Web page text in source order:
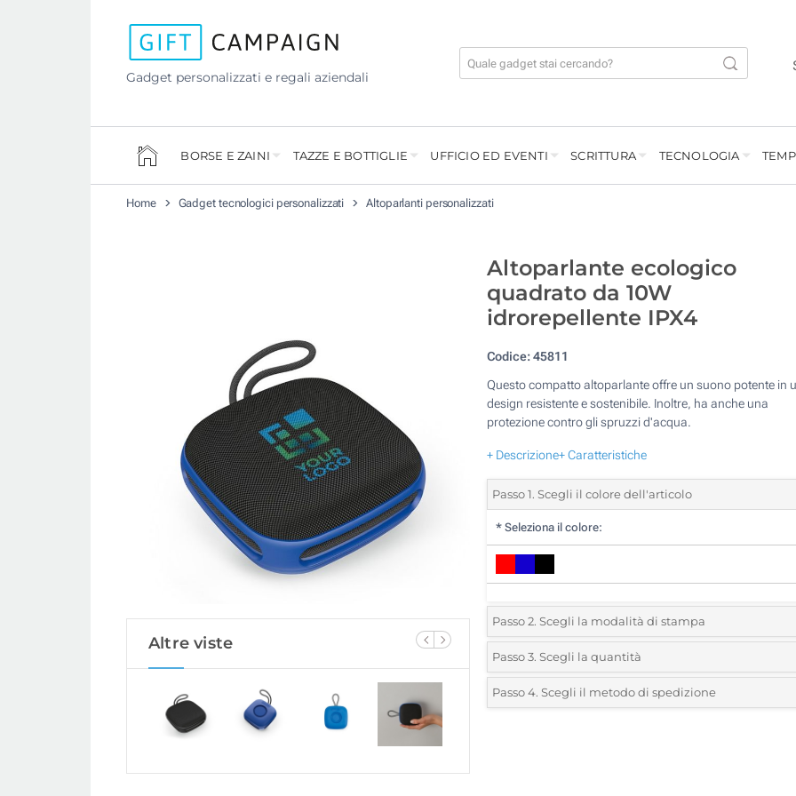
Gadget personalizzati e regali aziendali
BORSE E ZAINI TAZZE E BOTTIGLIE UFFICIO ED EVENTI SCRITTURA TECNOLOGIA
Home Gadget tecnologici personalizzati Altoparlanti personalizzati
Altre viste
Altoparlante ecologico
quadrato da 10W
idrorepellente IPX4
Codice: 45811
Questo compatto altoparlante offre un suono potente in
design resistente e sostenibile. Inoltre, ha anche una
protezione contro gli spruzzi d'acqua.
+ Descrizione+ Caratteristiche
Passo 1. Scegli il colore dell'articolo
* Seleziona il colore:
Passo 2. Scegli la modalità di stampa
*Seleziona la posizione di stampa e il colore del vostro
Transfer digitale full color (Davanti)
Passo 3. Scegli la quantità
*Quantità desiderata:
Passo 4. Scegli il metodo di spedizione